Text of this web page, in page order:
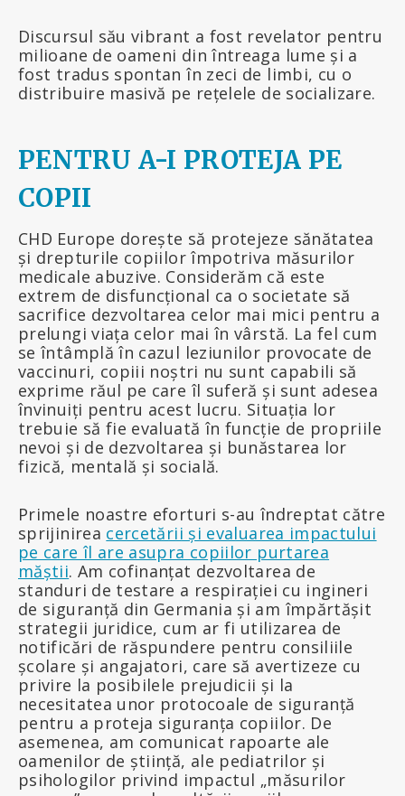
Discursul său vibrant a fost revelator pentru
milioane de oameni din întreaga lume și a
fost tradus spontan în zeci de limbi, cu o
distribuire masivă pe rețelele de socializare.
PENTRU A-I PROTEJA PE
COPII
CHD Europe dorește să protejeze sănătatea
și drepturile copiilor împotriva măsurilor
medicale abuzive. Considerăm că este
extrem de disfuncțional ca o societate să
sacrifice dezvoltarea celor mai mici pentru a
prelungi viața celor mai în vârstă. La fel cum
se întâmplă în cazul leziunilor provocate de
vaccinuri, copiii noștri nu sunt capabili să
exprime răul pe care îl suferă și sunt adesea
învinuiți pentru acest lucru. Situația lor
trebuie să fie evaluată în funcție de propriile
nevoi și de dezvoltarea și bunăstarea lor
fizică, mentală și socială.
Primele noastre eforturi s-au îndreptat către
sprijinirea cercetării și evaluarea impactului
pe care îl are asupra copiilor purtarea
măștii. Am cofinanțat dezvoltarea de
standuri de testare a respirației cu ingineri
de siguranță din Germania și am împărtășit
strategii juridice, cum ar fi utilizarea de
notificări de răspundere pentru consiliile
școlare și angajatori, care să avertizeze cu
privire la posibilele prejudicii și la
necesitatea unor protocoale de siguranță
pentru a proteja siguranța copiilor. De
asemenea, am comunicat rapoarte ale
oamenilor de știință, ale pediatrilor și
psihologilor privind impactul „măsurilor